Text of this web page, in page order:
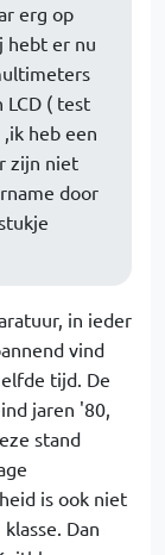
erg op
hebt er nu
( test
heb een
zijn niet
door
in ieder
vind
tijd. De
jaren '80,
stand
is ook niet
Dan